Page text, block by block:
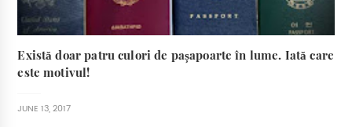
Există doar patru culori de pașapoarte în lume. Iată care
este motivul!
JUNE 13, 2017